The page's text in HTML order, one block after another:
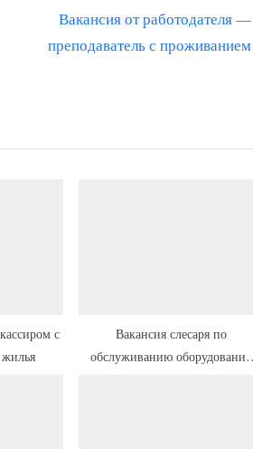
С
л
ю
и
Вакансия от работодателя —
преподаватель с проживанием
с
жилья
Вакансия слесаря по
обслуживанию оборудования